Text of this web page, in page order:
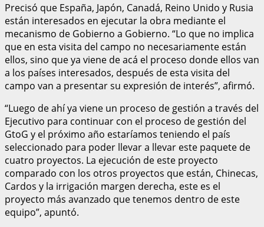
Precisó que España, Japón, Canadá, Reino Unido y Rusia
están interesados en ejecutar la obra mediante el
mecanismo de Gobierno a Gobierno. “Lo que no implica
que en esta visita del campo no necesariamente están
ellos, sino que ya viene de acá el proceso donde ellos van
a los países interesados, después de esta visita del
campo van a presentar su expresión de interés”, afirmó.
“Luego de ahí ya viene un proceso de gestión a través del
Ejecutivo para continuar con el proceso de gestión del
GtoG y el próximo año estaríamos teniendo el país
seleccionado para poder llevar a llevar este paquete de
cuatro proyectos. La ejecución de este proyecto
comparado con los otros proyectos que están, Chinecas,
Cardos y la irrigación margen derecha, este es el
proyecto más avanzado que tenemos dentro de este
equipo”, apuntó.